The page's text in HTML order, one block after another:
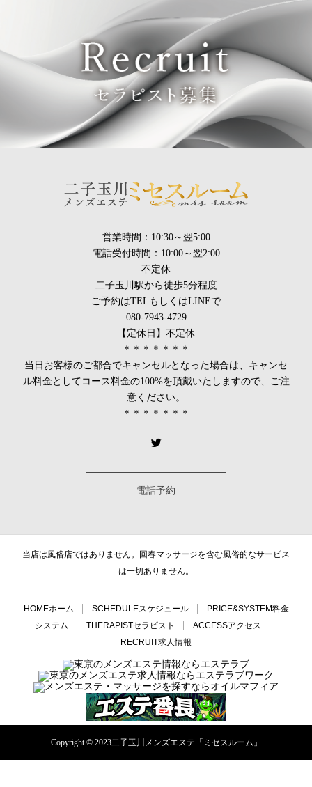
営業時間：10:30～翌5:00
電話受付時間：10:00～翌2:00
不定休
二子玉川駅から徒歩5分程度
ご予約はTELもしくはLINEで
080-7943-4729
【定休日】不定休
＊＊＊＊＊＊＊
当日お客様のご都合でキャンセルとなった場合は、キャンセ
ル料金としてコース料金の100%を頂戴いたしますので、ご注
意ください。
＊＊＊＊＊＊＊
電話予約
当店は風俗店ではありません。回春マッサージを含む風俗的なサービス
は一切ありません。
HOMEホーム SCHEDULEスケジュール PRICE&SYSTEM料金
システム
THERAPISTセラピスト ACCESSアクセス
RECRUIT求人情報
Copyright © 2023二子玉川メンズエステ「ミセスルーム」